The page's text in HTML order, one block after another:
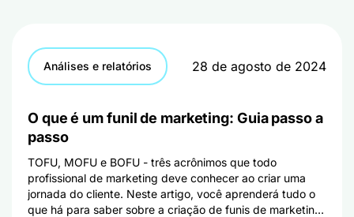
Análises e relatórios 28 de agosto de 2024
O que é um funil de marketing: Guia passo a
passo
TOFU, MOFU e BOFU - três acrônimos que todo
profissional de marketing deve conhecer ao criar uma
jornada do cliente. Neste artigo, você aprenderá tudo o
que há para saber sobre a criação de funis de marketing